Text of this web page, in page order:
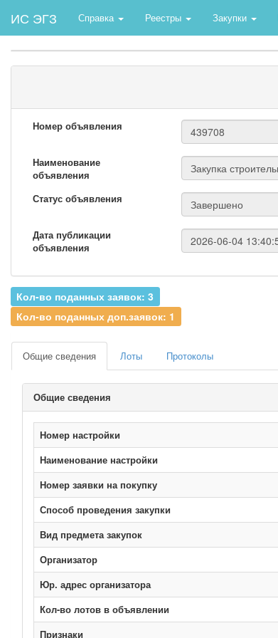
ИС ЭГЗ Справка Реестры Закупки
Номер объявления
Наименование
объявления
Статус объявления
Дата публикации
объявления
Кол-во поданных заявок: 3
Кол-во поданных доп.заявок: 1
Общие сведения Лоты Протоколы
Общие сведения
Номер настройки
Наименование настройки
Номер заявки на покупку
Способ проведения закупки
Вид предмета закупок
Организатор
Юр. адрес организатора
Кол-во лотов в объявлении
Признаки